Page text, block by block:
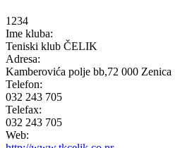
1234
Ime kluba:
Teniski klub ČELIK
Adresa:
Kamberovića polje bb,72 000 Zenica
Telefon:
032 243 705
Telefax:
032 243 705
Web: